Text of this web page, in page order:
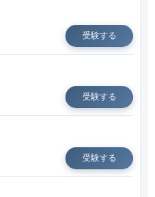
受験する
受験する
受験する